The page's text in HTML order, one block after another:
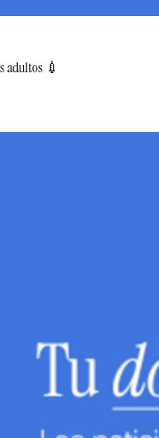
adultos 💉